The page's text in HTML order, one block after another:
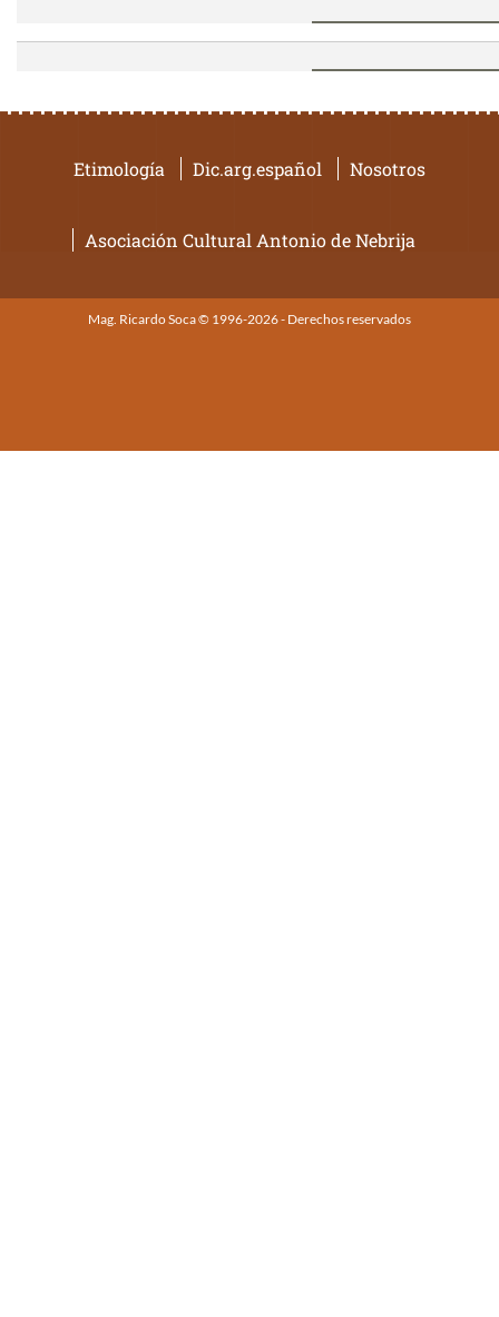
Etimología Dic.arg.español Nosotros
Asociación Cultural Antonio de Nebrija
Mag. Ricardo Soca © 1996-2026 - Derechos reservados